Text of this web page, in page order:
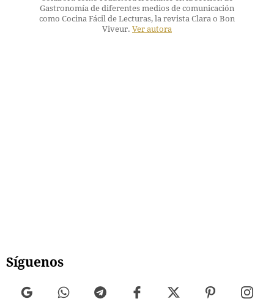
Gastronomía de diferentes medios de comunicación
como Cocina Fácil de Lecturas, la revista Clara o Bon
Viveur. Ver autora
Síguenos